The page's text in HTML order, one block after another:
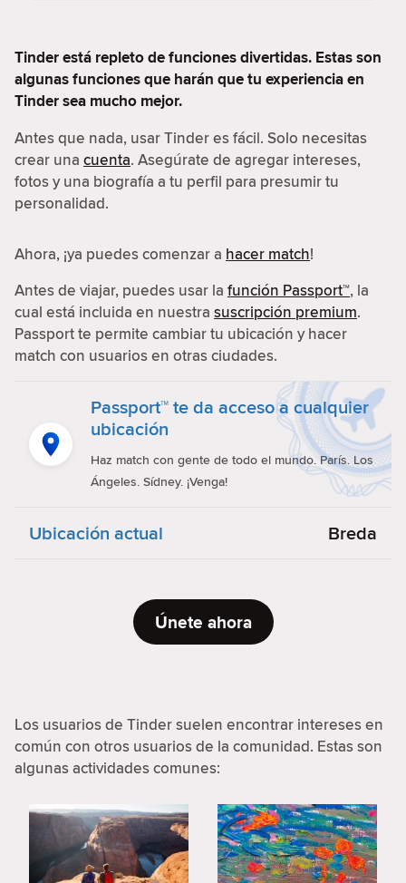
Tinder está repleto de funciones divertidas. Estas son
algunas funciones que harán que tu experiencia en
Tinder sea mucho mejor.
Antes que nada, usar Tinder es fácil. Solo necesitas
crear una cuenta. Asegúrate de agregar intereses,
fotos y una biografía a tu perfil para presumir tu
personalidad.
Ahora, ¡ya puedes comenzar a hacer match!
Antes de viajar, puedes usar la función Passport™, la
cual está incluida en nuestra suscripción premium.
Passport te permite cambiar tu ubicación y hacer
match con usuarios en otras ciudades.
Passport™ te da acceso a cualquier
ubicación
Haz match con gente de todo el mundo. París. Los
Ángeles. Sídney. ¡Venga!
Ubicación actual Breda
Únete ahora
Los usuarios de Tinder suelen encontrar intereses en
común con otros usuarios de la comunidad. Estas son
algunas actividades comunes: